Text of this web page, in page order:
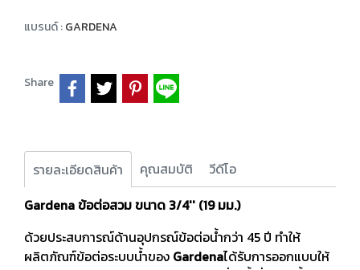
แบรนด์ :GARDENA
Share
รายละเอียดสินค้า คุณสมบัติ
วีดีโอ
Gardena ข้อต่อสวม ขนาด 3/4'' (19 มม.)
ด้วยประสบการณ์ด้านอุปกรณ์ข้อต่อน้ำกว่า 45 ปี ทำให้
ผลิตภัณฑ์ข้อต่อระบบน้ำของ Gardenaได้รับการออกแบบให้